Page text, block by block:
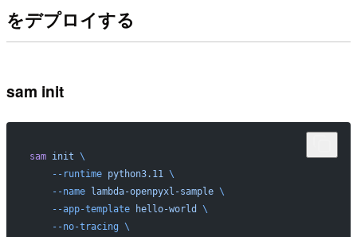
をデプロイする
sam init
sam init \
    --runtime
python3.11
\
    --name
lambda-openpyxl-sample \
    --app-template
hello-world
\
    --no-tracing
\